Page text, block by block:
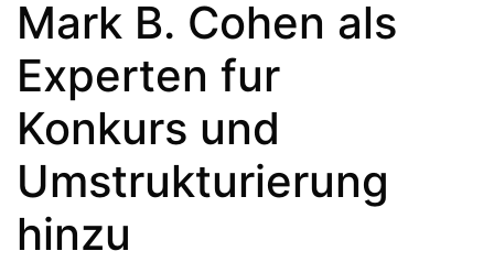
Mark B. Cohen als
Experten fur
Konkurs und
Umstrukturierung
hinzu